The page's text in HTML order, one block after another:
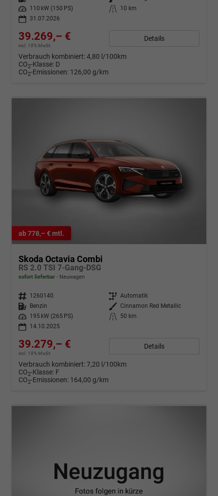
Leistung
110 kW (150 PS) Kilometerstand
10 km
31.07.2026
39.269,– €
incl. 19% MwSt.
Details
Verbrauch kombiniert:4,80 l/100km
CO2-Klasse: D
CO2-Emissionen: 126,00 g/km
ab 778,– € mtl.
Skoda Octavia Combi
RS 2.0 TSI 7-Gang-DSG
sofort lieferbar Neuwagen
Fahrzeugnr. 1260140 Getriebe Automatik
Kraftstoff
Benzin Außenfarbe Cinnamon Red Metallic
Leistung
195 kW (265 PS) Kilometerstand
50 km
14.10.2025
39.279,– €
incl. 19% MwSt.
Details
Verbrauch kombiniert:7,20 l/100km
CO2-Klasse: F
CO2-Emissionen: 164,00 g/km